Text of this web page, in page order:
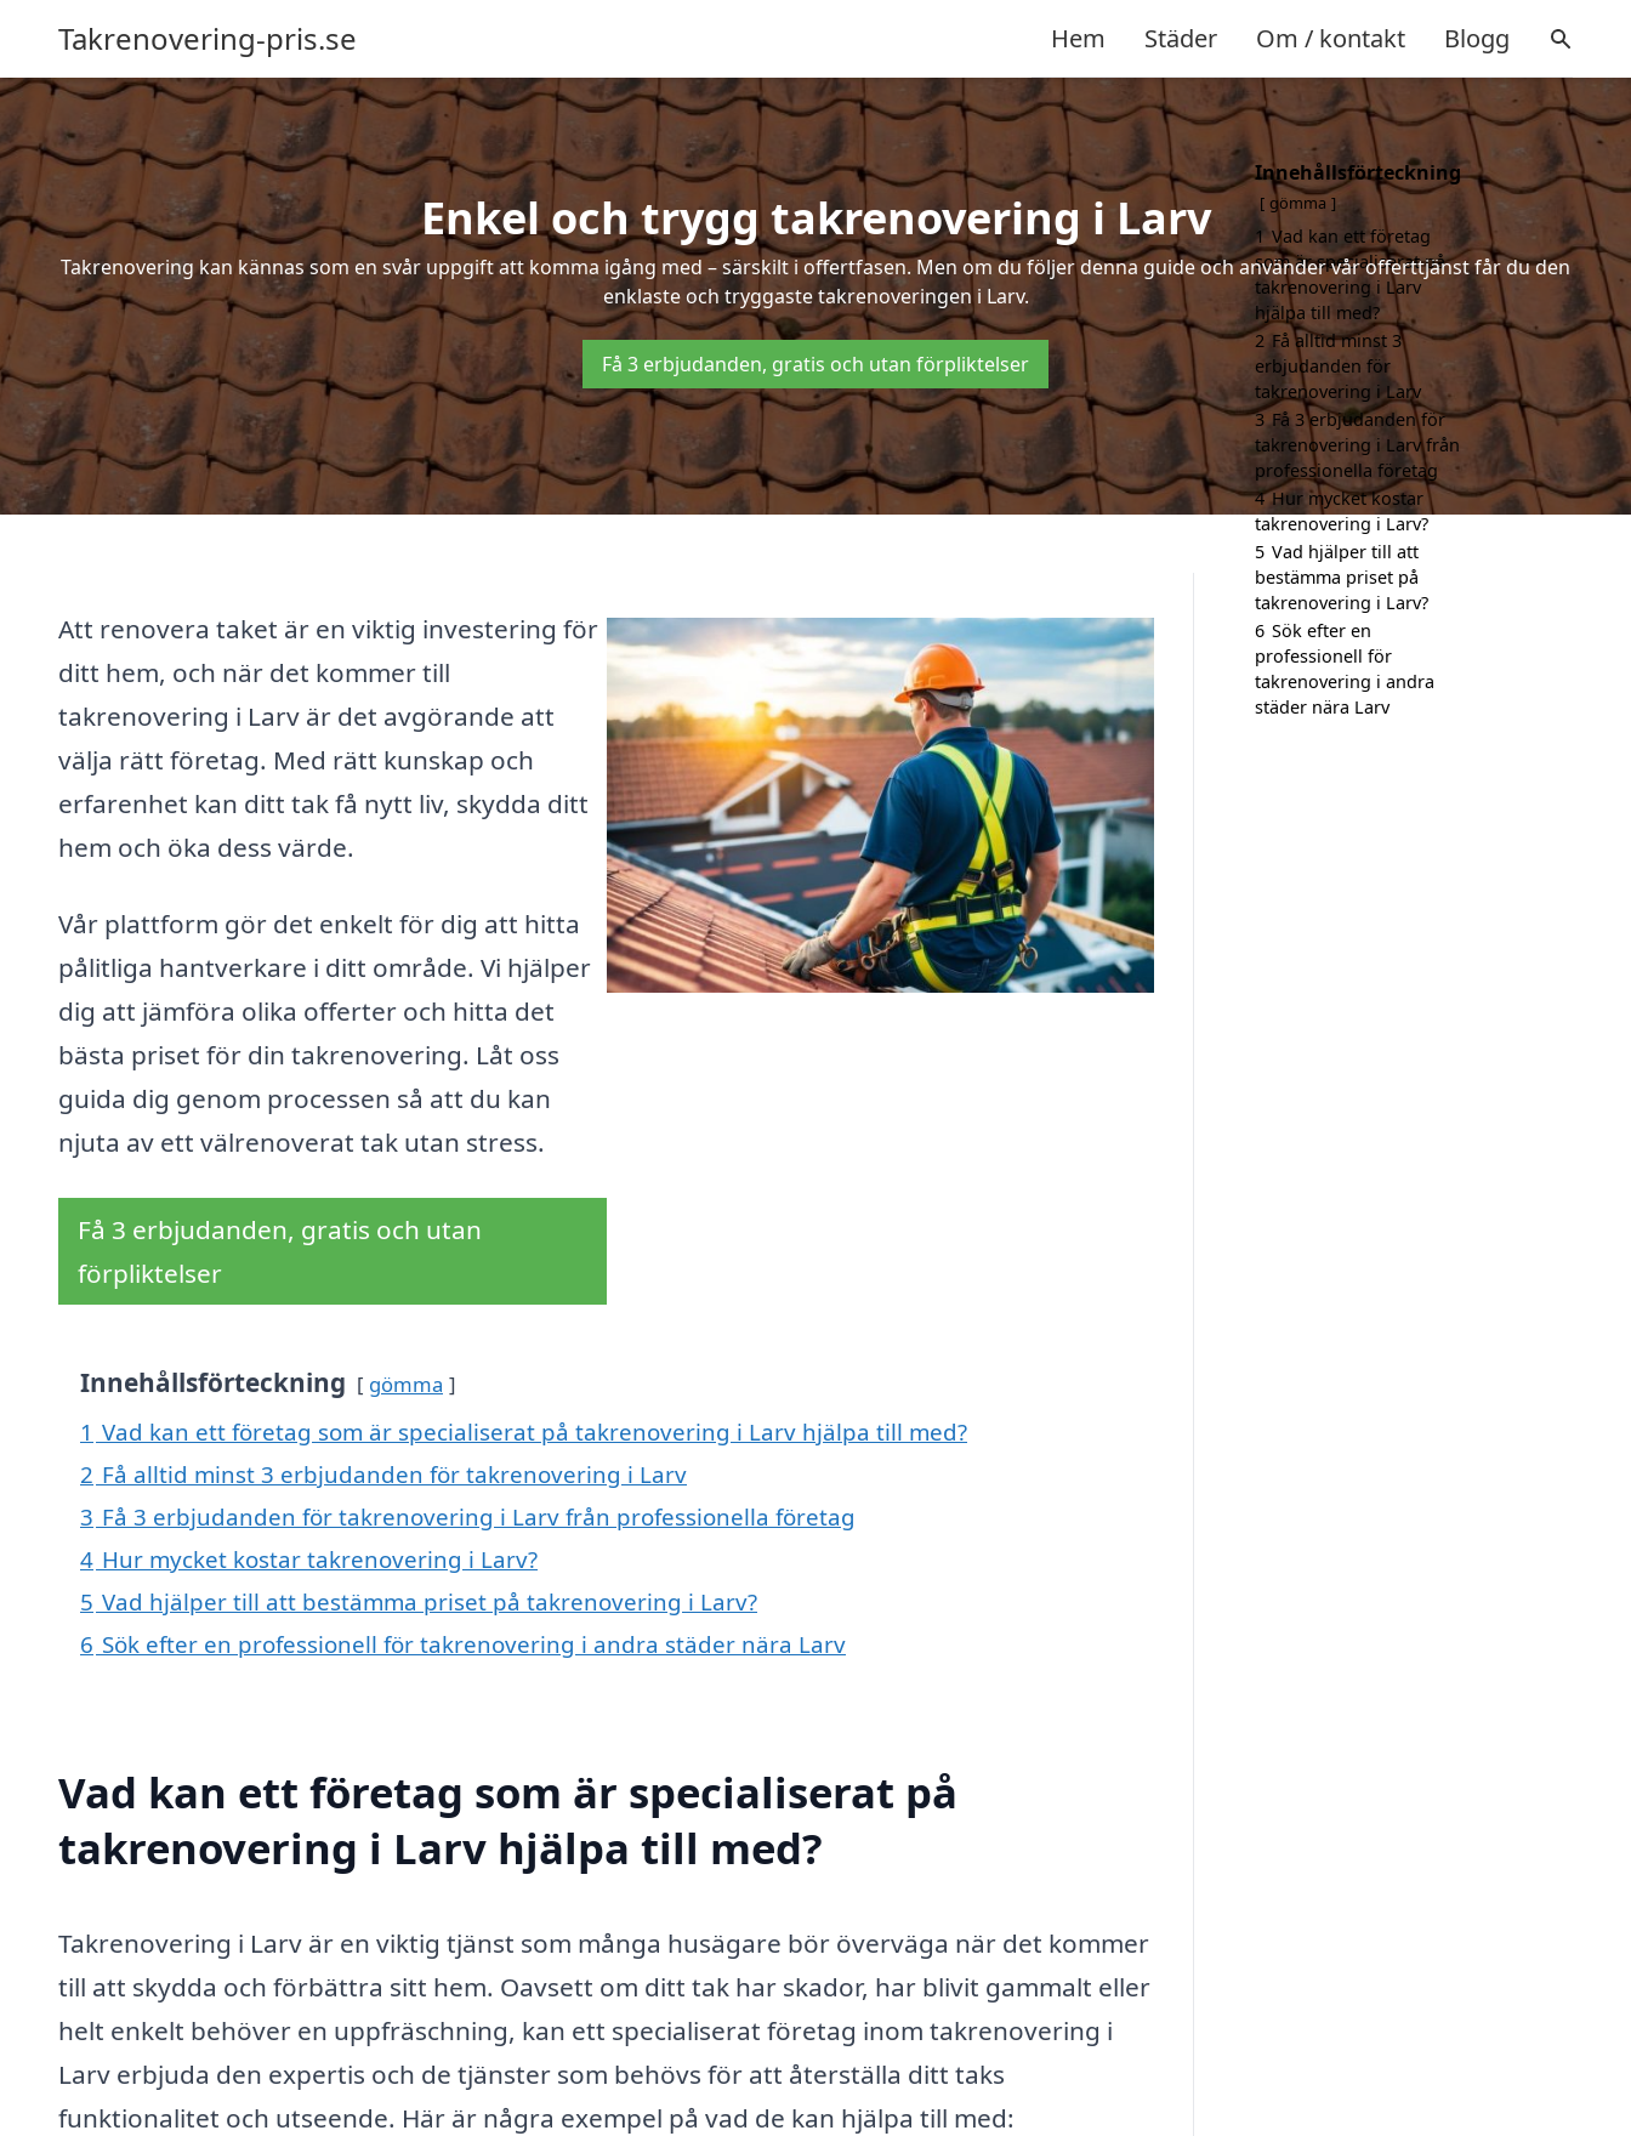
Takrenovering-pris.se Hem Städer Om / kontakt Blogg
Enkel och trygg takrenovering i Larv
Takrenovering kan kännas som en svår uppgift att komma igång med – särskilt i offertfasen. Men om du följer denna guide och använder vår offerttjänst får du den
enklaste och tryggaste takrenoveringen i Larv.
Få 3 erbjudanden, gratis och utan förpliktelser
Att renovera taket är en viktig investering för
ditt hem, och när det kommer till
takrenovering i Larv är det avgörande att
välja rätt företag. Med rätt kunskap och
erfarenhet kan ditt tak få nytt liv, skydda ditt
hem och öka dess värde.
Vår plattform gör det enkelt för dig att hitta
pålitliga hantverkare i ditt område. Vi hjälper
dig att jämföra olika offerter och hitta det
bästa priset för din takrenovering. Låt oss
guida dig genom processen så att du kan
njuta av ett välrenoverat tak utan stress.
Få 3 erbjudanden, gratis och utan
förpliktelser
Innehållsförteckning gömma
1 Vad kan ett företag som är specialiserat på takrenovering i Larv hjälpa till med?
2 Få alltid minst 3 erbjudanden för takrenovering i Larv
3 Få 3 erbjudanden för takrenovering i Larv från professionella företag
4 Hur mycket kostar takrenovering i Larv?
5 Vad hjälper till att bestämma priset på takrenovering i Larv?
6 Sök efter en professionell för takrenovering i andra städer nära Larv
Vad kan ett företag som är specialiserat på
takrenovering i Larv hjälpa till med?
Takrenovering i Larv är en viktig tjänst som många husägare bör överväga när det kommer
till att skydda och förbättra sitt hem. Oavsett om ditt tak har skador, har blivit gammalt eller
helt enkelt behöver en uppfräschning, kan ett specialiserat företag inom takrenovering i
Larv erbjuda den expertis och de tjänster som behövs för att återställa ditt taks
funktionalitet och utseende. Här är några exempel på vad de kan hjälpa till med:
Innehållsförteckning
gömma
1 Vad kan ett företag
som är specialiserat på
takrenovering i Larv
hjälpa till med?
2 Få alltid minst 3
erbjudanden för
takrenovering i Larv
3 Få 3 erbjudanden för
takrenovering i Larv från
professionella företag
4 Hur mycket kostar
takrenovering i Larv?
5 Vad hjälper till att
bestämma priset på
takrenovering i Larv?
6 Sök efter en
professionell för
takrenovering i andra
städer nära Larv